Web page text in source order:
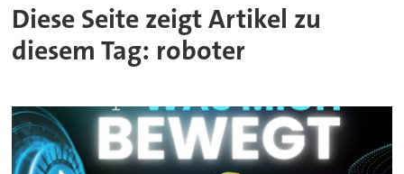
Diese Seite zeigt Artikel zu
diesem Tag: roboter